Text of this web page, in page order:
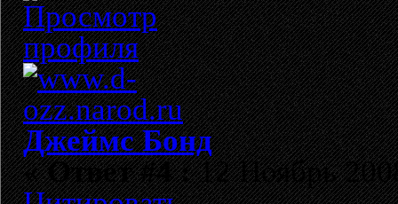
Джеймс Бонд
«Ответ #4 :12 Ноябрь